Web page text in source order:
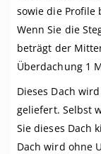
sowie die Profile
Wenn Sie die
beträgt der
Überdachung 1
Dieses Dach
geliefert. Selbst
Sie dieses Dach
Dach wird ohne